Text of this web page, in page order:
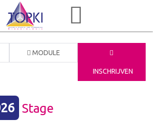
MODULE
INSCHRIJVEN
Stage